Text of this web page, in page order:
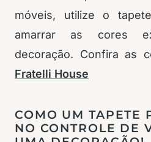
móveis, utilize o
amarrar as cores
decoração. Confira as
Fratelli House
COMO UM TAPETE
NO CONTROLE DE